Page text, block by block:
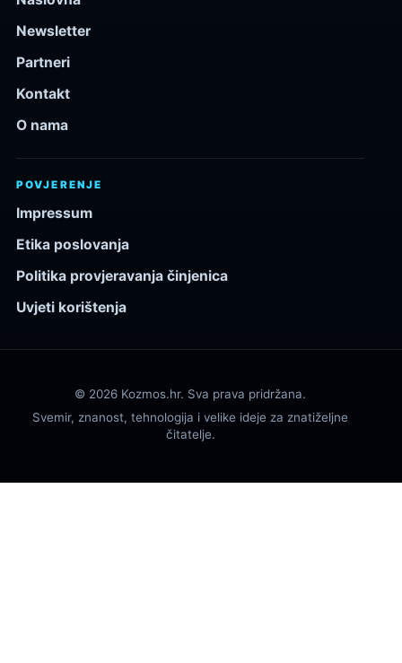
Newsletter
Partneri
Kontakt
O nama
POVJERENJE
Impressum
Etika poslovanja
Politika provjeravanja činjenica
Uvjeti korištenja
© 2026 Kozmos.hr. Sva prava pridržana.
Svemir, znanost, tehnologija i velike ideje za znatiželjne
čitatelje.